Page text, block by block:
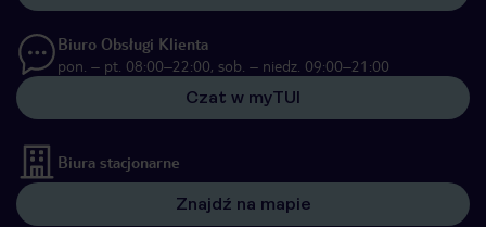
Biuro Obsługi Klienta
pon. – pt. 08:00–22:00, sob. – niedz. 09:00–21:00
Czat w myTUI
Biura stacjonarne
Znajdź na mapie